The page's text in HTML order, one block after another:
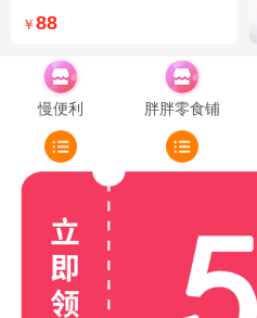
外套 XXL 加绒 5XL 灰色加绒
￥ 88
慢便利 胖胖零食铺